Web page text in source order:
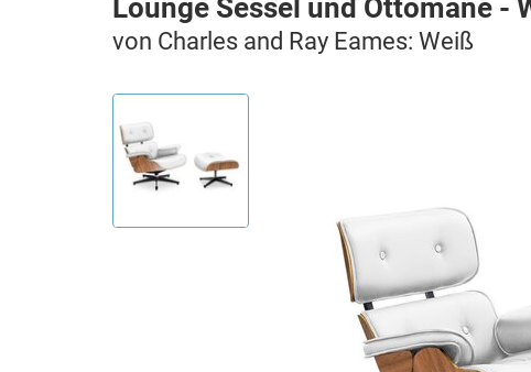
Lounge Sessel und Ottomane -
von Charles and Ray Eames: Weiß